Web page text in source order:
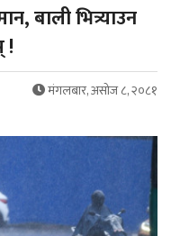
बाली भित्र्याउन
!
मंगलबार, असोज ८, २०८१